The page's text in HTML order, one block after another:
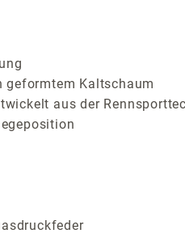
geformtem Kaltschaum
aus der